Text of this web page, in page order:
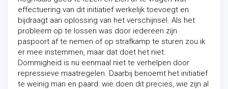
effectuering van dit initiatief werkelijk toevoegt en
bijdraagt aan oplossing van het verschijnsel. Als het
probleem op te lossen was door iedereen zijn
paspoort af te nemen of op strafkamp te sturen zou ik
er mee instemmen, maar dat doet het niet.
Dommigheid is nu eenmaal niet te verhelpen door
repressieve maatregelen. Daarbij benoemt het initiatief
te weinig man en paard: wie doen dit precies, wie zijn al